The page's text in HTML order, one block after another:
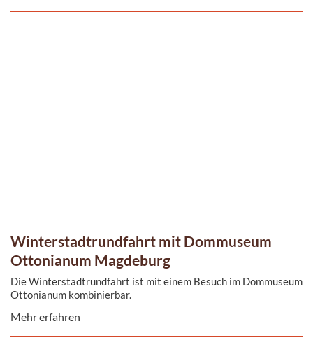
Winterstadtrundfahrt mit Dommuseum
Ottonianum Magdeburg
Die Winterstadtrundfahrt ist mit einem Besuch im Dommuseum
Ottonianum kombinierbar.
Mehr erfahren